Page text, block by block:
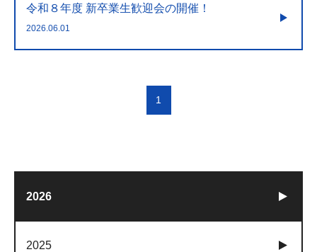
2026
2025
令和８年度 新卒業生歓迎会の開催！
2026.06.01
1